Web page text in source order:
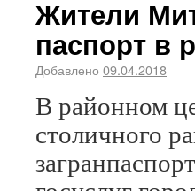
Жители
паспорт в
Добавлено 09.04.2018
В районном
столичного